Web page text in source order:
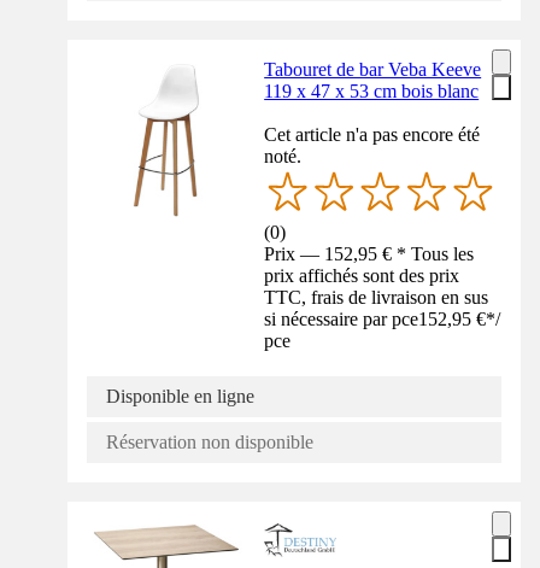
Tabouret de bar Veba Keeve
119 x 47 x 53 cm bois blanc
Cet article n'a pas encore été
noté.
(0)
Prix — 152,95 € * Tous les
prix affichés sont des prix
TTC, frais de livraison en sus
si nécessaire par pce152,95 €*/
pce
Disponible en ligne
Réservation non disponible